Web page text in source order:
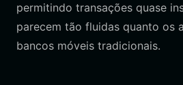
permitindo transações quase
parecem tão fluidas quanto os
bancos móveis tradicionais.